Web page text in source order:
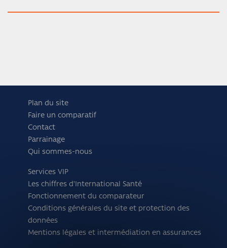
Plan du site
Faire un comparatif
Contact
Parrainage
Qui sommes-nous
Services VIP
Les chiffres d'International Santé
Fonctionnement du comparateur
Conditions générales du site et protection des
données
Mentions légales et intermédiation en assurances